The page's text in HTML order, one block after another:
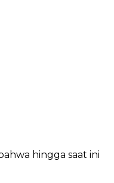
hingga saat ini